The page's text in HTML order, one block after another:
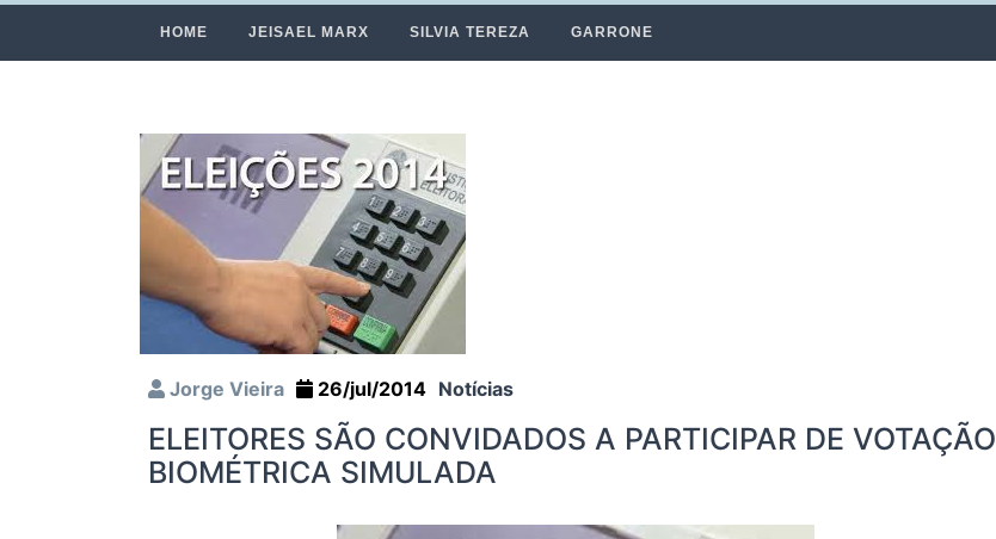
HOME JEISAEL MARX SILVIA TEREZA GARRONE
Jorge Vieira 26/jul/2014 Notícias
ELEITORES SÃO CONVIDADOS A PARTICIPAR DE VOTAÇÃO
BIOMÉTRICA SIMULADA